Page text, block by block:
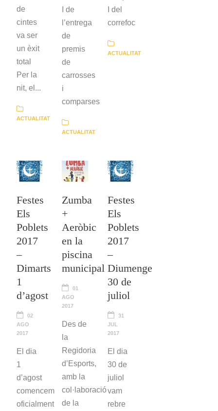
de
cintes
va ser
un èxit
total
Per la
nit, el...
ACTUALITAT
I de
l’entrega
de
premis
de
carrosses
i
comparses
ACTUALITAT
I del
correfoc
ACTUALITAT
Festes
Els
Poblets
2017
–
Dimarts
1
d’agost
02
AGO
2017
El dia
1
d’agost
comencem
oficialment
Zumba
+
Aeròbic
en la
piscina
municipal
01
AGO
2017
Des de
la
Regidoria
d’Esports,
amb la
col·laboració
de la
Festes
Els
Poblets
2017
–
Diumenge
30 de
juliol
31
JUL
2017
El dia
30 de
juliol
vam
rebre